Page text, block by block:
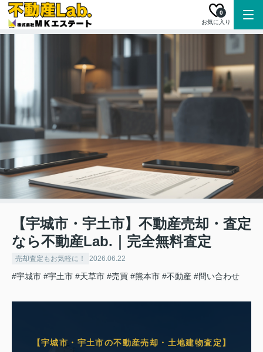
お気に入り
0
【宇城市・宇土市】不動産売却・査定
なら不動産Lab.｜完全無料査定
売却査定もお気軽に！ 2026.06.22
#宇城市 #宇土市 #天草市 #売買 #熊本市 #不動産 #問い合わせ
【宇城市・宇土市の不動産売却・土地建物査定】